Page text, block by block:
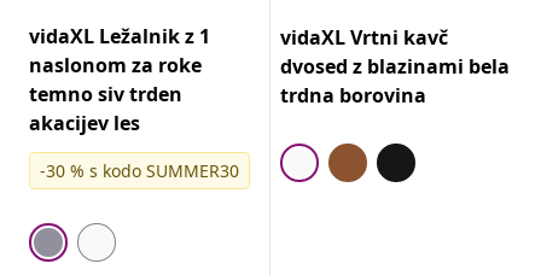
vidaXL Ležalnik z 1
naslonom za roke
temno siv trden
akacijev les
-30 % s kodo SUMMER30
vidaXL Vrtni kavč
dvosed z blazinami bela
trdna borovina